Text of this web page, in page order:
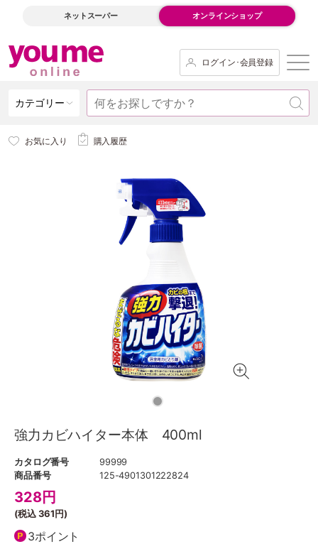
ネットスーパー オンラインショップ
ログイン･会員登録
カテゴリー
お気に入り 購入履歴
強力カビハイター本体 400ml
カタログ番号
99999
商品番号
125-4901301222824
328円
(税込361円)
3ポイント